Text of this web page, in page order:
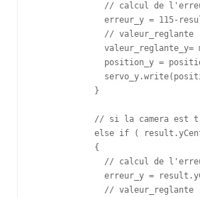
// calcul de
erreur_y = 115-
              // valeur_reglante
valeur_reglante_y=
position_y =
            }
// si la camera est
else if (
            {
// calcul de
erreur_y =
              // valeur_reglante